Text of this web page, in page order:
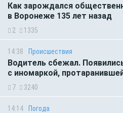
Как зарождался
в Воронеже 135 лет назад
2 1335
14:38 Происшествия
Водитель сбежал.
с иномаркой,
7 3240
14:14 Погода